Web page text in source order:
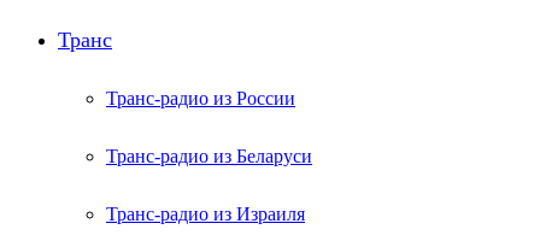
Транс
Транс-радио из России
Транс-радио из Беларуси
Транс-радио из Израиля